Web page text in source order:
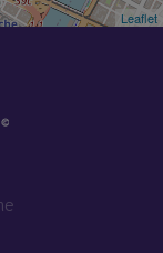
Leaflet